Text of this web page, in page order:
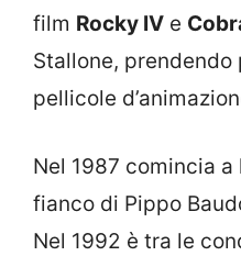
film Rocky IV e
Stallone,
pellicole
Nel 1987 comincia
fianco di Pippo
Nel 1992 è tra le